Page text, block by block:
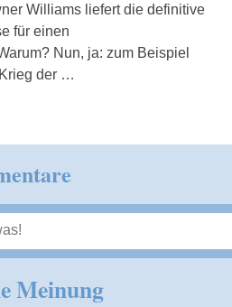
Williams liefert die definitive
für einen
Nun, ja: zum Beispiel
der …
Meinung